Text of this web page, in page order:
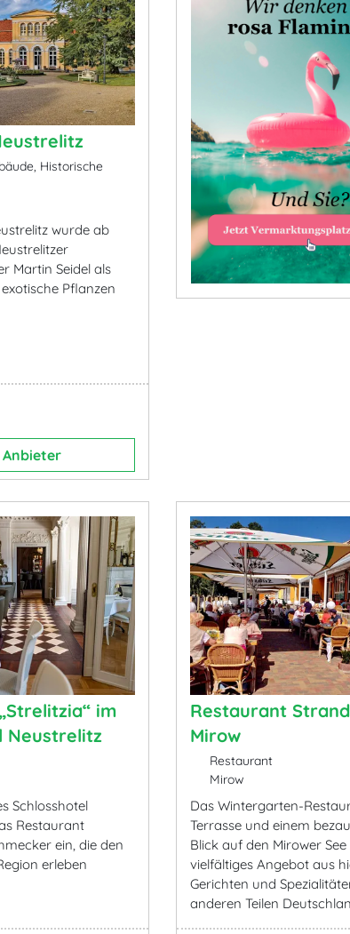
Historische
wurde ab
Martin Seidel als
Pflanzen
Anbieter
im
Neustrelitz
Schlosshotel
Restaurant
ein, die den
erleben
Restaurant
Mirow
Restaurant
Mirow
Das Wintergarten-
Terrasse und einem
Blick auf den Mirower
vielfältiges Angebot aus
Gerichten und
anderen Teilen